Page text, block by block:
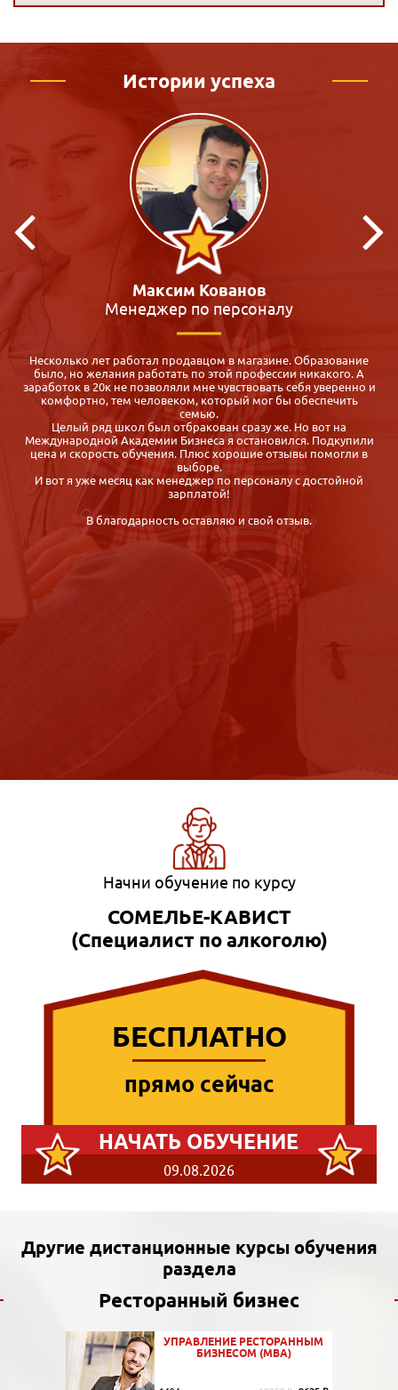
Истории успеха
Кристина Макиенко
Преподаватель
Я всегда мечтала работать с детьми, много участвовала в
волонтёрской деятельности, но на работу меня не брали. К
сожалению, образование было не профильное. Долго искала
вуз или какие-нибудь курсы по детской психологии в моём
городе, но так ничего и не нашла. Потом мне посоветовали
Международную академию бизнеса, там можно пройти
обучение удалённо - через Интернет. И теперь я Вам советую
эту академию! Курс проходится удобно и быстро, диплом
присылают по почте заказным письмом. И всё это за разумные
деньги!
Пару дней назад я прошла собеседование в детский
развивающий центр, сегодня был мой первый рабочий день! Я
очень счастлива!
Начни обучение по курсу
СОМЕЛЬЕ-КАВИСТ
(Специалист по алкоголю)
БЕСПЛАТНО
прямо сейчас
НАЧАТЬ ОБУЧЕНИЕ
09.08.2026
Другие дистанционные курсы обучения
раздела
Ресторанный бизнес
УПРАВЛЕНИЕ РЕСТОРАННЫМ
БИЗНЕСОМ (MBA)